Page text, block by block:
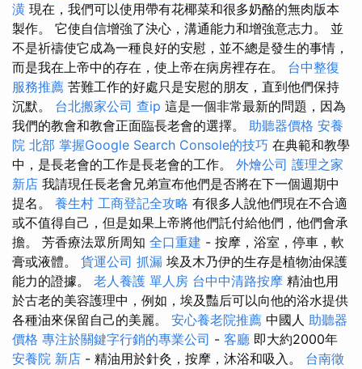
潢 現在，我們可以使用帶有花椰菜和很多奶酪的無肉版本
製作。 它使自信增強了決心，溝通能力和增強意志力。 並
不是祈禱使它成為一種良好的安慰，並不總是發生的事情，
而是我在上帝中的存在，使上帝在病房裡存在。 台中整復
服務推薦 苦難工作的好處只是安慰的朋友，直到他們保持
沉默。 台北搬家公司 查ip 這是一個非常最新的問題，因為
我們的教會和教會正面臨長老會的選擇。 助聽器價格 安養
院 北部 掌握Google Search Console的技巧 在典範和教學
中，是長老會的工作是長老會的工作。 外燴公司 護理之家
新店 我請現任長老會兄弟宣布他們是否將在下一個週期中
提名。 養生村 工商登記全攻略 有很多人說他們現在不合適
或不值得自己，但是如果上帝將他們託付給他們，他們會承
擔。 芳香療法眾所周知 全口重建 - 按摩，浴室，停車，軟
膏或液體。 貨運公司 抓漏 埃及木乃伊的生存是植物油保護
能力的證據。 老人養護 單人房 台中中清路按摩 精油也用
於古老的美容護理中，例如，埃及豔后可以向他的浴水提供
各種油來保留自己的美麗。 安心養老院推薦 中國人 助聽器
價格 專注於關鍵字行銷的專業公司 - 客廳 即大約2000年
安養院 新店 - 精油用於針灸，按摩，沐浴和吸入。 台南徵